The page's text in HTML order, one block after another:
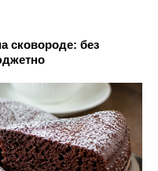
сковороде: без